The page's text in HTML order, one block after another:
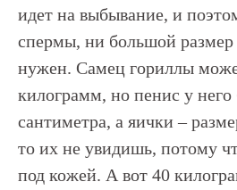
идет на выбывание, и
спермы, ни большой
нужен. Самец гориллы
килограмм, но пенис у него
сантиметра, а яички –
то их не увидишь, потому
под кожей. А вот 40